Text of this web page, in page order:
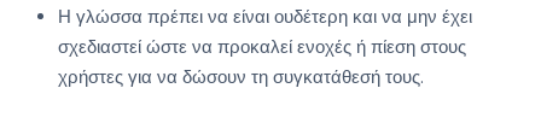
Η γλώσσα πρέπει να είναι ουδέτερη και να μην έχει
σχεδιαστεί ώστε να προκαλεί ενοχές ή πίεση στους
χρήστες για να δώσουν τη συγκατάθεσή τους.